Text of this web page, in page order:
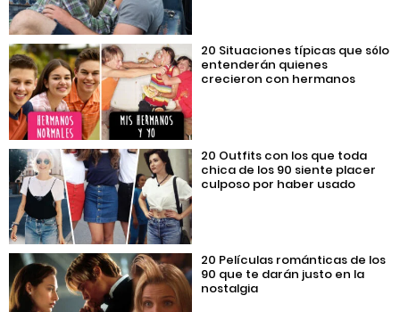
20 Situaciones típicas que sólo
entenderán quienes
crecieron con hermanos
20 Outfits con los que toda
chica de los 90 siente placer
culposo por haber usado
20 Películas románticas de los
90 que te darán justo en la
nostalgia